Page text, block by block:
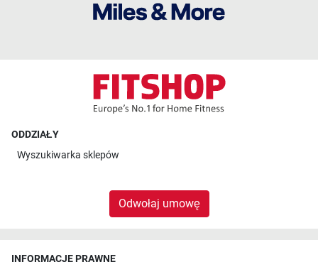
ODDZIAŁY
Wyszukiwarka sklepów
Odwołaj umowę
INFORMACJE PRAWNE